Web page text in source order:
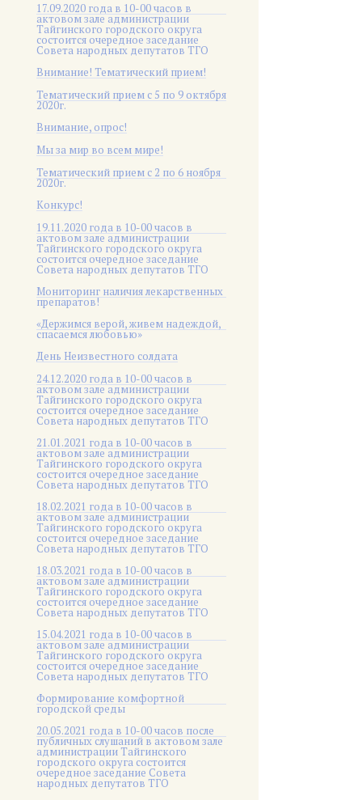
17.09.2020 года в 10-00 часов в
актовом зале администрации
Тайгинского городского округа
состоится очередное заседание
Совета народных депутатов ТГО
Внимание! Тематический прием!
Тематический прием с 5 по 9 октября
2020г.
Внимание, опрос!
Мы за мир во всем мире!
Тематический прием с 2 по 6 ноября
2020г.
Конкурс!
19.11.2020 года в 10-00 часов в
актовом зале администрации
Тайгинского городского округа
состоится очередное заседание
Совета народных депутатов ТГО
Мониторинг наличия лекарственных
препаратов!
«Держимся верой, живем надеждой,
спасаемся любовью»
День Неизвестного солдата
24.12.2020 года в 10-00 часов в
актовом зале администрации
Тайгинского городского округа
состоится очередное заседание
Совета народных депутатов ТГО
21.01.2021 года в 10-00 часов в
актовом зале администрации
Тайгинского городского округа
состоится очередное заседание
Совета народных депутатов ТГО
18.02.2021 года в 10-00 часов в
актовом зале администрации
Тайгинского городского округа
состоится очередное заседание
Совета народных депутатов ТГО
18.03.2021 года в 10-00 часов в
актовом зале администрации
Тайгинского городского округа
состоится очередное заседание
Совета народных депутатов ТГО
15.04.2021 года в 10-00 часов в
актовом зале администрации
Тайгинского городского округа
состоится очередное заседание
Совета народных депутатов ТГО
Формирование комфортной
городской среды
20.05.2021 года в 10-00 часов после
публичных слушаний в актовом зале
администрации Тайгинского
городского округа состоится
очередное заседание Совета
народных депутатов ТГО